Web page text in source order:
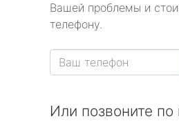
Вашей проблемы и
телефону.
Или позвоните